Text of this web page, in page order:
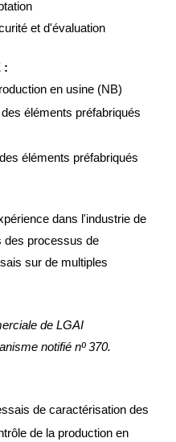
et d'évaluation
:
en usine (NB)
éléments préfabriqués
éléments préfabriqués
dans l'industrie de
des processus de
sur de multiples
de LGAI
notifié nº 370.
de caractérisation des
de la production en